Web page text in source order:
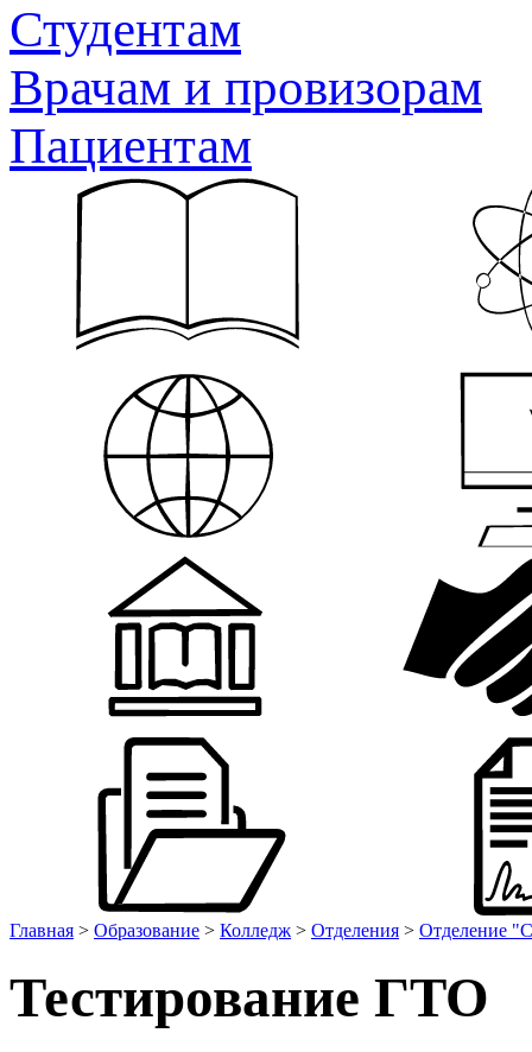
Студентам
Врачам и провизорам
Пациентам
Главная > Образование > Колледж > Отделения > Отделение
Тестирование ГТО